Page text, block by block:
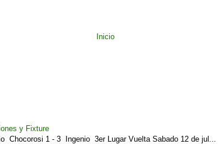
Inicio
y Fixture
1 - 3 Ingenio 3er Lugar Vuelta Sabado 12 de jul...